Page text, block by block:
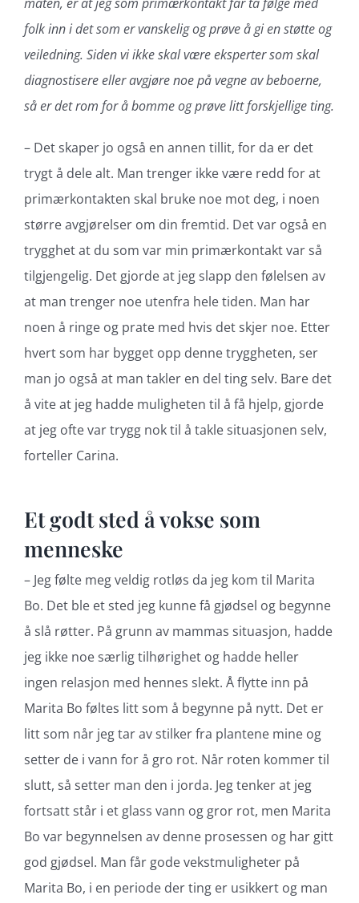
folk inn i det som er vanskelig og prøve å gi en støtte og
veiledning. Siden vi ikke skal være eksperter som skal
diagnostisere eller avgjøre noe på vegne av beboerne,
så er det rom for å bomme og prøve litt forskjellige ting.
– Det skaper jo også en annen tillit, for da er det
trygt å dele alt. Man trenger ikke være redd for at
primærkontakten skal bruke noe mot deg, i noen
større avgjørelser om din fremtid. Det var også en
trygghet at du som var min primærkontakt var så
tilgjengelig. Det gjorde at jeg slapp den følelsen av
at man trenger noe utenfra hele tiden. Man har
noen å ringe og prate med hvis det skjer noe. Etter
hvert som har bygget opp denne tryggheten, ser
man jo også at man takler en del ting selv. Bare det
å vite at jeg hadde muligheten til å få hjelp, gjorde
at jeg ofte var trygg nok til å takle situasjonen selv,
forteller Carina.
Et godt sted å vokse som
menneske
– Jeg følte meg veldig rotløs da jeg kom til Marita
Bo. Det ble et sted jeg kunne få gjødsel og begynne
å slå røtter. På grunn av mammas situasjon, hadde
jeg ikke noe særlig tilhørighet og hadde heller
ingen relasjon med hennes slekt. Å flytte inn på
Marita Bo føltes litt som å begynne på nytt. Det er
litt som når jeg tar av stilker fra plantene mine og
setter de i vann for å gro rot. Når roten kommer til
slutt, så setter man den i jorda. Jeg tenker at jeg
fortsatt står i et glass vann og gror rot, men Marita
Bo var begynnelsen av denne prosessen og har gitt
god gjødsel. Man får gode vekstmuligheter på
Marita Bo, i en periode der ting er usikkert og man